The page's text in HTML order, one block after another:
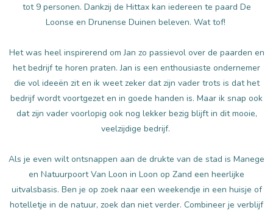
tot 9 personen. Dankzij de Hittax kan iedereen te paard De
Loonse en Drunense Duinen beleven. Wat tof!
Het was heel inspirerend om Jan zo passievol over de paarden en
het bedrijf te horen praten. Jan is een enthousiaste ondernemer
die vol ideeën zit en ik weet zeker dat zijn vader trots is dat het
bedrijf wordt voortgezet en in goede handen is. Maar ik snap ook
dat zijn vader voorlopig ook nog lekker bezig blijft in dit mooie,
veelzijdige bedrijf.
Als je even wilt ontsnappen aan de drukte van de stad is Manege
en Natuurpoort Van Loon in Loon op Zand een heerlijke
uitvalsbasis. Ben je op zoek naar een weekendje in een huisje of
hotelletje in de natuur, zoek dan niet verder. Combineer je verblijf